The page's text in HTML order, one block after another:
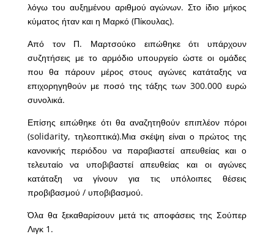
λόγω του αυξημένου αριθμού αγώνων. Στο ίδιο μήκος
κύματος ήταν και η Μαρκό (Πίκουλας).
Από τον Π. Μαρτσούκο ειπώθηκε ότι υπάρχουν
συζητήσεις με το αρμόδιο υπουργείο ώστε οι ομάδες
που θα πάρουν μέρος στους αγώνες κατάταξης να
επιχορηγηθούν με ποσό της τάξης των 300.000 ευρώ
συνολικά.
Επίσης ειπώθηκε ότι θα αναζητηθούν επιπλέον πόροι
(solidarity, τηλεοπτικά).Μια σκέψη είναι ο πρώτος της
κανονικής περιόδου να παραβιαστεί απευθείας και ο
τελευταίο να υποβιβαστεί απευθείας και οι αγώνες
κατάταξη να γίνουν για τις υπόλοιπες θέσεις
προβιβασμού / υποβιβασμού.
Όλα θα ξεκαθαρίσουν μετά τις αποφάσεις της Σούπερ
Λιγκ 1.